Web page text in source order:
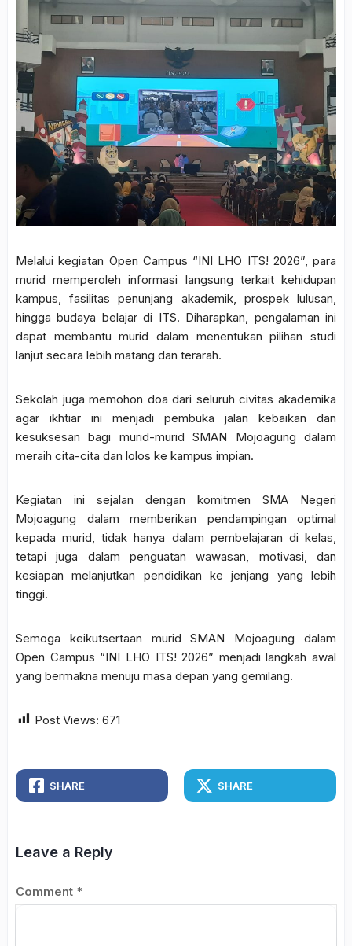
Melalui kegiatan Open Campus “INI LHO ITS! 2026”, para
murid memperoleh informasi langsung terkait kehidupan
kampus, fasilitas penunjang akademik, prospek lulusan,
hingga budaya belajar di ITS. Diharapkan, pengalaman ini
dapat membantu murid dalam menentukan pilihan studi
lanjut secara lebih matang dan terarah.
Sekolah juga memohon doa dari seluruh civitas akademika
agar ikhtiar ini menjadi pembuka jalan kebaikan dan
kesuksesan bagi murid-murid SMAN Mojoagung dalam
meraih cita-cita dan lolos ke kampus impian.
Kegiatan ini sejalan dengan komitmen SMA Negeri
Mojoagung dalam memberikan pendampingan optimal
kepada murid, tidak hanya dalam pembelajaran di kelas,
tetapi juga dalam penguatan wawasan, motivasi, dan
kesiapan melanjutkan pendidikan ke jenjang yang lebih
tinggi.
Semoga keikutsertaan murid SMAN Mojoagung dalam
Open Campus “INI LHO ITS! 2026” menjadi langkah awal
yang bermakna menuju masa depan yang gemilang.
Post Views: 671
SHARE SHARE
Leave a Reply
Comment *